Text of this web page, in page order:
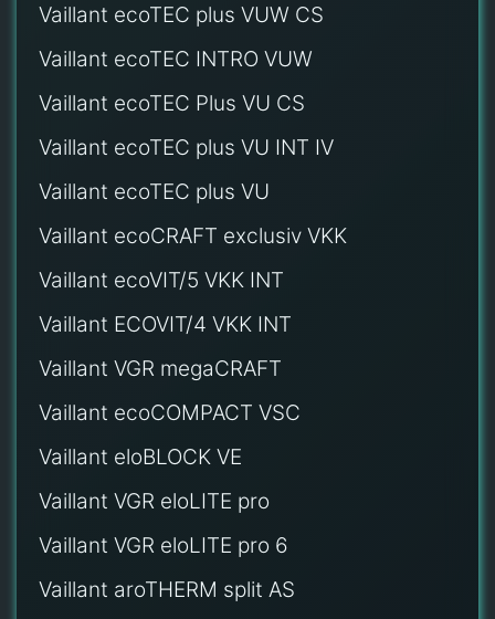
Vaillant ecoTEC plus VUW CS
Vaillant ecoTEC INTRO VUW
Vaillant ecoTEC Plus VU CS
Vaillant ecoTEC plus VU INT IV
Vaillant ecoTEC plus VU
Vaillant ecoCRAFT exclusiv VKK
Vaillant ecoVIT/5 VKK INT
Vaillant ECOVIT/4 VKK INT
Vaillant VGR megaCRAFT
Vaillant ecoCOMPACT VSC
Vaillant eloBLOCK VE
Vaillant VGR eloLITE pro
Vaillant VGR eloLITE pro 6
Vaillant aroTHERM split AS